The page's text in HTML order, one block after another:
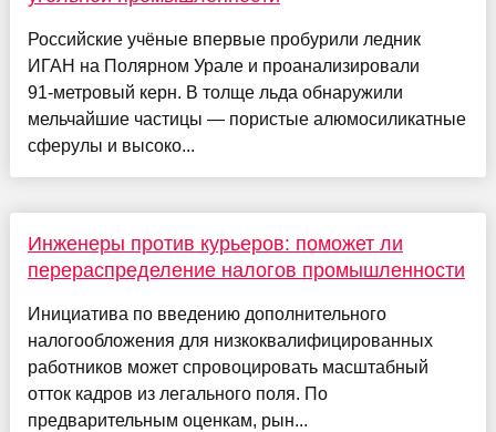
Российские учёные впервые пробурили ледник
ИГАН на Полярном Урале и проанализировали
91‑метровый керн. В толще льда обнаружили
мельчайшие частицы — пористые алюмосиликатные
сферулы и высоко...
Инженеры против курьеров: поможет ли
перераспределение налогов промышленности
Инициатива по введению дополнительного
налогообложения для низкоквалифицированных
работников может спровоцировать масштабный
отток кадров из легального поля. По
предварительным оценкам, рын...